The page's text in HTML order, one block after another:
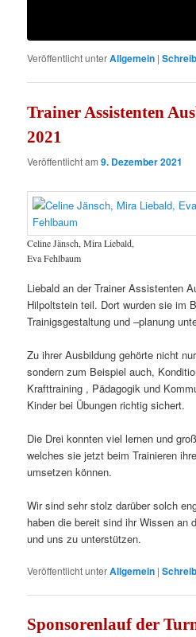
Veröffentlicht unterAllgemein |
Trainer Assistenten
2021
Veröffentlicht am9. Dezember 2021
Celine Jänsch, Mira Liebald,
Eva Fehlbaum
Liebald an der Trainer Assistenten
Hilpoltstein teil. Dort wurden sie im
Trainigsgestaltung und –planung
Zu ihrer Ausbildung gehörte nicht
sondern zum Beispiel auch,
Krafttraining , Pädagogik und
Kinder bei Übungen richtig sichert.
Die Drei konnten viel lernen und
welches sie jetzt beim Trainieren
umsetzen können.
Wir sind sehr stolz darüber solch
haben die bereit sind ihr Wissen an
und uns zu unterstützen.
Veröffentlicht unterAllgemein |
Sponsorenlauf der